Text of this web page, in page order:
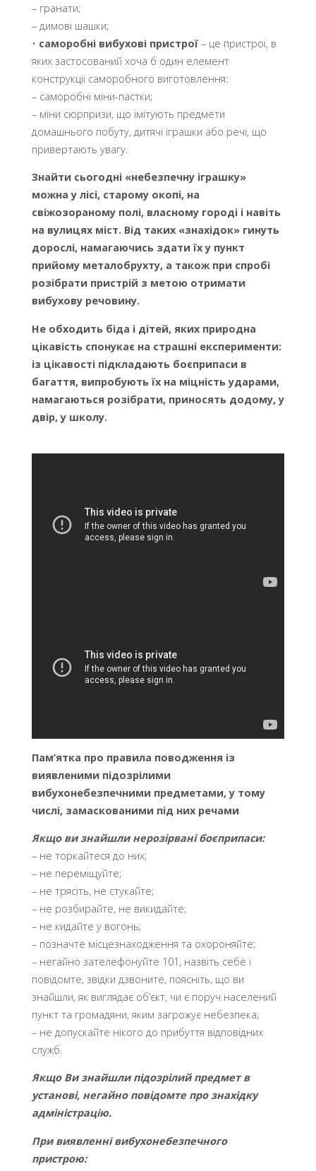
– гранати;
– димові шашки;
• саморобні вибухові пристрої – це пристрої, в
яких застосований хоча б один елемент
конструкції саморобного виготовлення:
– саморобні міни-пастки;
– міни сюрпризи, що імітують предмети
домашнього побуту, дитячі іграшки або речі, що
привертають увагу.
Знайти сьогодні «небезпечну іграшку»
можна у лісі, старому окопі, на
свіжозораному полі, власному городі і навіть
на вулицях міст. Від таких «знахідок» гинуть
дорослі, намагаючись здати їх у пункт
прийому металобрухту, а також при спробі
розібрати пристрій з метою отримати
вибухову речовину.
Не обходить біда і дітей, яких природна
цікавість спонукає на страшні експерименти:
із цікавості підкладають боєприпаси в
багаття, випробують їх на міцність ударами,
намагаються розібрати, приносять додому, у
двір, у школу.
Пам’ятка про правила поводження із
виявленими підозрілими
вибухонебезпечними предметами, у тому
числі, замаскованими під них речами
Якщо ви знайшли нерозірвані боєприпаси:
– не торкайтеся до них;
– не переміщуйте;
– не трясіть, не стукайте;
– не розбирайте, не викидайте;
– не кидайте у вогонь;
– позначте місцезнаходження та охороняйте;
– негайно зателефонуйте 101, назвіть себе і
повідомте, звідки дзвоните, поясніть, що ви
знайшли, як виглядає об’єкт, чи є поруч населений
пункт та громадяни, яким загрожує небезпека;
– не допускайте нікого до прибуття відповідних
служб.
Якщо Ви знайшли підозрілий предмет в
установі, негайно повідомте про знахідку
адміністрацію.
При виявленні вибухонебезпечного
пристрою: